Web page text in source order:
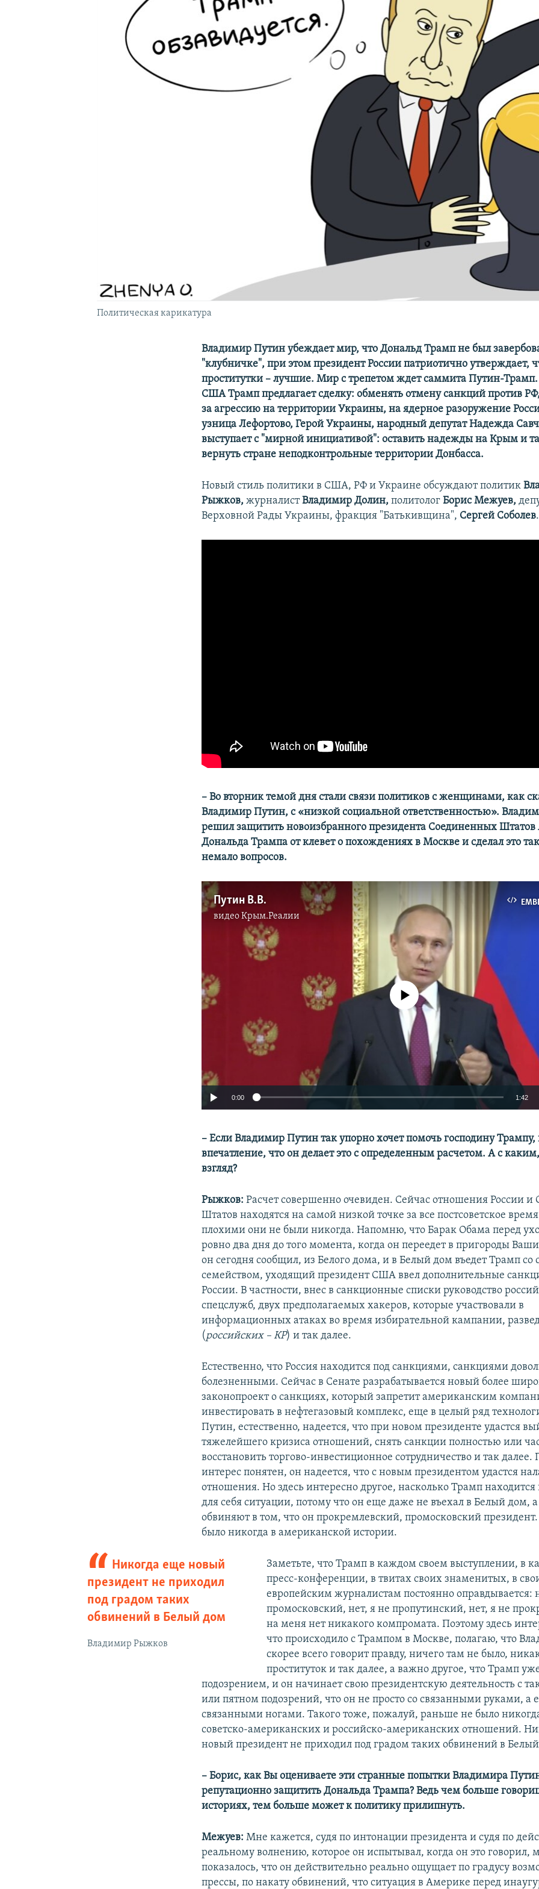
Политическая карикатура
Владимир Путин убеждает мир, что Дональд Трамп не был
"клубничке", при этом президент России патриотично утверждает,
проститутки – лучшие. Мир с трепетом ждет саммита Путин-
США Трамп предлагает сделку: обменять отмену санкций против
за агрессию на территории Украины, на ядерное разоружение
узница Лефортово, Герой Украины, народный депутат Надежда
выступает с "мирной инициативой": оставить надежды на Крым и
вернуть стране неподконтрольные территории Донбасса.
Новый стиль политики в США, РФ и Украине обсуждают политик
Рыжков, журналистВладимир Долин,политолог Борис Межуев,
Верховной Рады Украины, фракция "Батькивщина", Сергей Соболев.
–​ Во вторник темой дня стали связи политиков с женщинами, как
Владимир Путин, с «низкой социальной ответственностью».
решил защитить новоизбранного президента Соединенных
Дональда Трампа от клевет о похождениях в Москве и сделал это
немало вопросов.
Путин В.В.
видеоКрым.Реалии
No media source currently available
0:00 1:42
–​ Если Владимир Путин так упорно хочет помочь господину Трампу,
впечатление, что он делает это с определенным расчетом. А с
взгляд?
Рыжков: Расчет совершенно очевиден. Сейчас отношения России
Штатов находятся на самой низкой точке за все постсоветское
плохими они не были никогда. Напомню, что Барак Обама перед
ровно два дня до того момента, когда он переедет в пригороды
он сегодня сообщил, из Белого дома, и в Белый дом въедет Трамп со
семейством, уходящий президент США ввел дополнительные
России. В частности, внес в санкционные списки руководство
спецслужб, двух предполагаемых хакеров, которые участвовали в
информационных атаках во время избирательной кампании,
( российских –​ КР) и так далее.
Естественно, что Россия находится под санкциями, санкциями
болезненными. Сейчас в Сенате разрабатывается новый более
законопроект о санкциях, который запретит американским
инвестировать в нефтегазовый комплекс, еще в целый ряд
Путин, естественно, надеется, что при новом президенте удастся
тяжелейшего кризиса отношений, снять санкции полностью или
восстановить торгово-инвестиционное сотрудничество и так далее.
интерес понятен, он надеется, что с новым президентом удастся
отношения. Но здесь интересно другое, насколько Трамп
для себя ситуации, потому что он еще даже не въехал в Белый дом,
обвиняют в том, что он прокремлевский, промосковский президент.
было никогда в американской истории.
Никогда еще новый
президент не приходил
под градом таких
обвинений в Белый дом
Владимир Рыжков
Заметьте, что Трамп в каждом своем выступлении, в
пресс-конференции, в твитах своих знаменитых, в
европейским журналистам постоянно оправдывается:
промосковский, нет, я не пропутинский, нет, я не
на меня нет никакого компромата. Поэтому здесь
что происходило с Трампом в Москве, полагаю, что
скорее всего говорит правду, ничего там не было,
проституток и так далее, а важно другое, что Трамп
подозрением, и он начинает свою президентскую деятельность с
или пятном подозрений, что он не просто со связанными руками, а
связанными ногами. Такого тоже, пожалуй, раньше не было
советско-американских и российско-американских отношений.
новый президент не приходил под градом таких обвинений в
– Борис, как Вы оцениваете эти странные попытки Владимира
репутационно защитить Дональда Трампа? Ведь чем больше
историях, тем больше может к политику прилипнуть.
Межуев: Мне кажется, судя по интонации президента и судя по
реальному волнению, которое он испытывал, когда он это говорил,
показалось, что он действительно реально ощущает по градусу
прессы, по накату обвинений, что ситуация в Америке перед